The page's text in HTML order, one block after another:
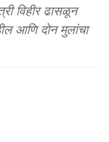
विहीर ढासळून
आणि दोन मुलांचा